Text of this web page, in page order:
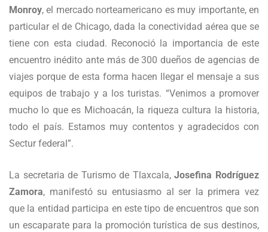
Monroy, el mercado norteamericano es muy importante, en
particular el de Chicago, dada la conectividad aérea que se
tiene con esta ciudad. Reconoció la importancia de este
encuentro inédito ante más de 300 dueños de agencias de
viajes porque de esta forma hacen llegar el mensaje a sus
equipos de trabajo y a los turistas. “Venimos a promover
mucho lo que es Michoacán, la riqueza cultura la historia,
todo el país. Estamos muy contentos y agradecidos con
Sectur federal”.
La secretaria de Turismo de Tlaxcala,Josefina Rodríguez
Zamora, manifestó su entusiasmo al ser la primera vez
que la entidad participa en este tipo de encuentros que son
un escaparate para la promoción turística de sus destinos,